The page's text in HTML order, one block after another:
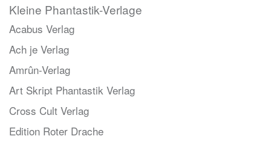
Kleine Phantastik-Verlage
Acabus Verlag
Ach je Verlag
Amrûn-Verlag
Art Skript Phantastik Verlag
Cross Cult Verlag
Edition Roter Drache